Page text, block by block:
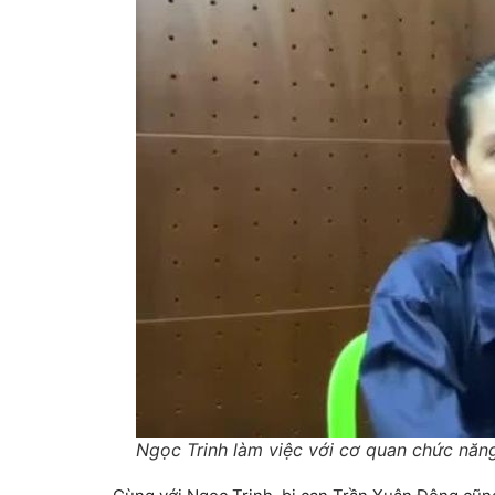
Ngọc Trinh làm việc với cơ quan chức